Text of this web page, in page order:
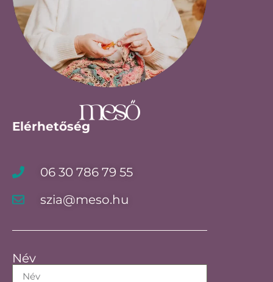
Elérhetőség
06 30 786 79 55
szia@meso.hu
Név